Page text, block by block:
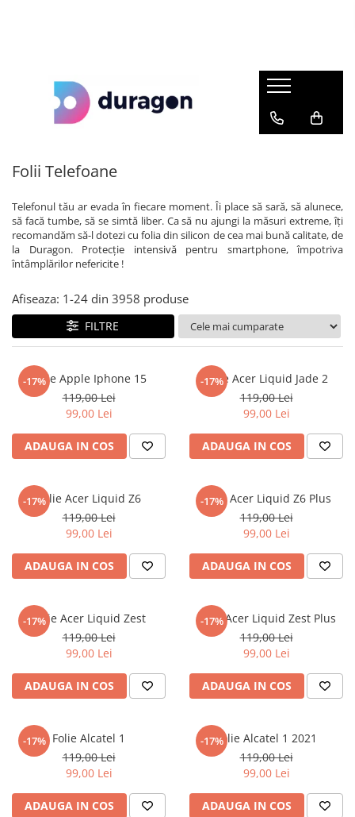
Apple
Asus
Blackberry
Blackview
BQ
CAT
Cubot
Energizer
Fairphone
Gionee
Google
Honor
HP
HTC
Huawei
Infinix
iQOO
Itel
Kyocera
Amazon
Archos
Asus
Blackview
Contixo
Cubot
Doogee
Google
Honeywell
Honor
HTC
HUION
Icemobile
Infinix
itel
LG
Motorola
Nokia
Oppo
Volkswagen
Mercedes-Benz
Renault
Hyundai
Skoda
Ford
Mini
Porsche
Tesla
Citroen
Dacia
DS
Fiat
Honda
Hyundai
Isuzu
Jeep
KIA
Lamborghini
Land Rover
Maserati
Mazda
Mercedes-Benz
MG
Mini Cooper
Mitsubishi
Opel
Peugeot
Renault
Barnes & Noble
Kobo
reMarkable
AgfaPhoto
Canon
Fujifilm
GoPro
Insta360
Leica
Nikon
Panasonic
Cubot
Fossil
Garmin
Google
Huawei
itel
Motorola
Oppo
Oukitel
Realme
Samsung
Suunto
The iHealth
vivo
Xiaomi
Dell
Huawei
Lenovo
LG
MSI
Razer
Folii Telefoane
Telefonul tău ar evada în fiecare moment. Îi place să sară, să alunece,
să facă tumbe, să se simtă liber. Ca să nu ajungi la măsuri extreme, îți
recomandăm să-l dotezi cu folia din silicon de cea mai bună calitate, de
la Duragon. Protecție intensivă pentru smartphone, împotriva
întâmplărilor nefericite !
Afiseaza: 1-24 din 3958 produse
FILTRE
-17%
Folie Apple Iphone 15
119,00 Lei
99,00 Lei
ADAUGA IN COS
-17%
Folie Acer Liquid Jade 2
119,00 Lei
99,00 Lei
ADAUGA IN COS
-17%Folie Acer Liquid Z6
119,00 Lei
99,00 Lei
ADAUGA IN COS
-17%
Folie Acer Liquid Z6 Plus
119,00 Lei
99,00 Lei
ADAUGA IN COS
-17%
Folie Acer Liquid Zest
119,00 Lei
99,00 Lei
ADAUGA IN COS
-17%
Folie Acer Liquid Zest Plus
119,00 Lei
99,00 Lei
ADAUGA IN COS
-17% Folie Alcatel 1
119,00 Lei
99,00 Lei
ADAUGA IN COS
-17%Folie Alcatel 1 2021
119,00 Lei
99,00 Lei
ADAUGA IN COS